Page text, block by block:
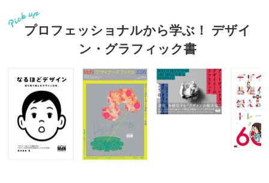
プロフェッショナルから学ぶ！ デザイ
ン・グラフィック書